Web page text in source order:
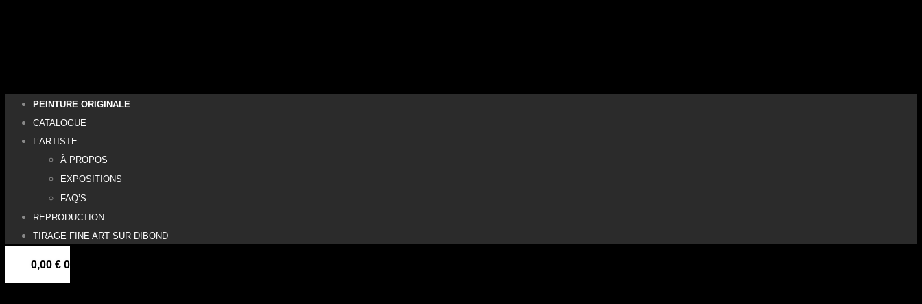
PEINTURE ORIGINALE
CATALOGUE
L’ARTISTE
À PROPOS
EXPOSITIONS
FAQ’S
REPRODUCTION
TIRAGE FINE ART SUR DIBOND
0,00 € 0